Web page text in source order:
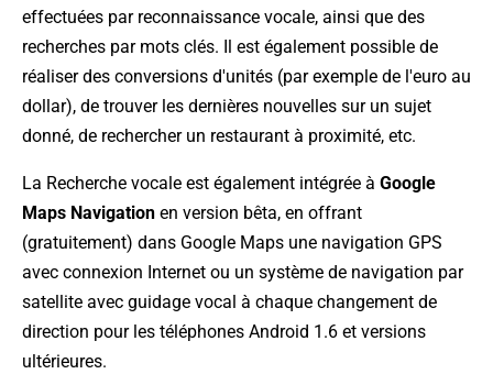
effectuées par reconnaissance vocale, ainsi que des
recherches par mots clés. Il est également possible de
réaliser des conversions d'unités (par exemple de l'euro au
dollar), de trouver les dernières nouvelles sur un sujet
donné, de rechercher un restaurant à proximité, etc.
La Recherche vocale est également intégrée à Google
Maps Navigation en version bêta, en offrant
(gratuitement) dans Google Maps une navigation GPS
avec connexion Internet ou un système de navigation par
satellite avec guidage vocal à chaque changement de
direction pour les téléphones Android 1.6 et versions
ultérieures.